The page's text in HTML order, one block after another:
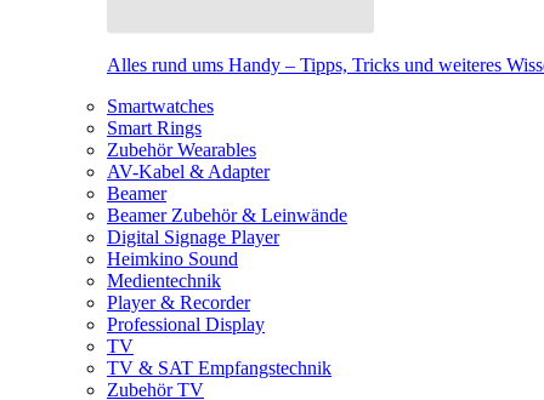
Alles rund ums Handy – Tipps, Tricks und weiteres
Smartwatches
Smart Rings
Zubehör Wearables
AV-Kabel & Adapter
Beamer
Beamer Zubehör & Leinwände
Digital Signage Player
Heimkino Sound
Medientechnik
Player & Recorder
Professional Display
TV
TV & SAT Empfangstechnik
Zubehör TV